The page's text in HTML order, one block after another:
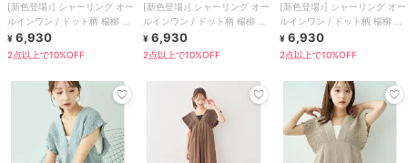
[新色登場♪] シャーリング オー
ルインワン / ドット柄 楊柳 ギ
ンガム 【mil(ミル)】
¥ 6,930
2点以上で10%OFF
[新色登場♪] シャーリング オー
ルインワン / ドット柄 楊柳 ギ
ンガム 【mil(ミル)】
¥ 6,930
2点以上で10%OFF
[新色登場♪] シャーリング オー
ルインワン / ドット柄 楊柳 ギ
ンガム 【mil(ミル)】
¥ 6,930
2点以上で10%OFF